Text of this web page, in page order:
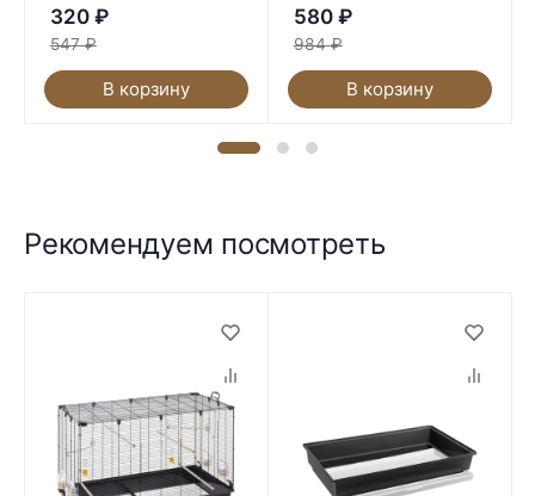
320 ₽
547 ₽
В корзину
580 ₽
984 ₽
В корзину
Рекомендуем посмотреть